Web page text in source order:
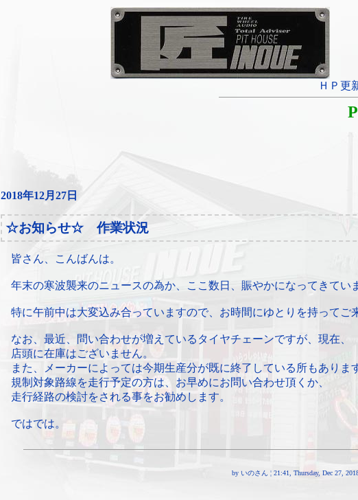
ＨＰ更
2018年12月27日
☆お知らせ☆ 作業状況
皆さん、こんばんは。
年末の寒波襲来のニュースの為か、ここ数日、賑やかになってきてい
特に午前中は大変込み合っていますので、お時間にゆとりを持ってご
なお、最近、問い合わせが増えているタイヤチェーンですが、現在、
店頭に在庫はございません。
また、メーカーによっては今期生産分が既に終了している所もありま
規制対象路線を走行予定の方は、お早めにお問い合わせ頂くか、
走行経路の検討をされる事をお勧めします。
ではでは。
by いのさん ¦ 21:41, Thursday, Dec 27,